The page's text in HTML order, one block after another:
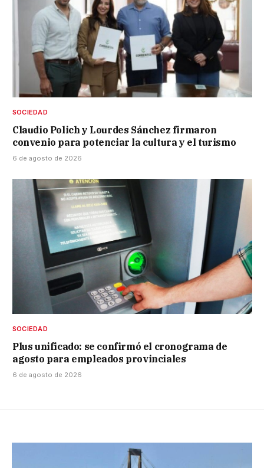
SOCIEDAD
Claudio Polich y Lourdes Sánchez firmaron
convenio para potenciar la cultura y el turismo
6 de agosto de 2026
SOCIEDAD
Plus unificado: se confirmó el cronograma de
agosto para empleados provinciales
6 de agosto de 2026